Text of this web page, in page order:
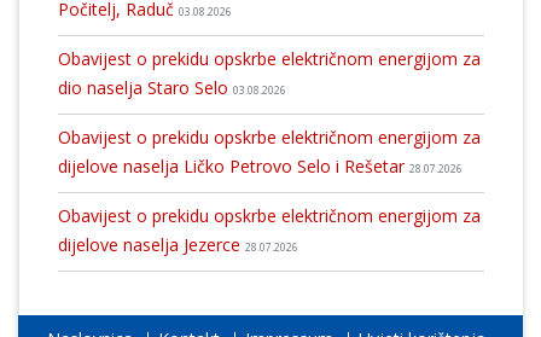
Počitelj, Raduč 03.08.2026
Obavijest o prekidu opskrbe električnom energijom za
dio naselja Staro Selo 03.08.2026
Obavijest o prekidu opskrbe električnom energijom za
dijelove naselja Ličko Petrovo Selo i Rešetar 28.07.2026
Obavijest o prekidu opskrbe električnom energijom za
dijelove naselja Jezerce 28.07.2026